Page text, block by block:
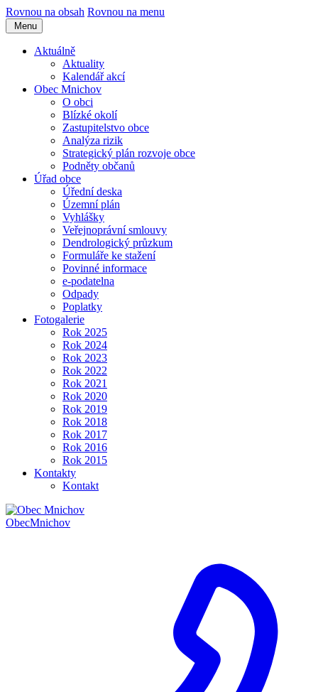
Rovnou na obsah Rovnou na menu
Menu
Aktuálně
Aktuality
Kalendář akcí
Obec Mnichov
O obci
Blízké okolí
Zastupitelstvo obce
Analýza rizik
Strategický plán rozvoje obce
Podněty občanů
Úřad obce
Úřední deska
Územní plán
Vyhlášky
Veřejnoprávní smlouvy
Dendrologický průzkum
Formuláře ke stažení
Povinné informace
e-podatelna
Odpady
Poplatky
Fotogalerie
Rok 2025
Rok 2024
Rok 2023
Rok 2022
Rok 2021
Rok 2020
Rok 2019
Rok 2018
Rok 2017
Rok 2016
Rok 2015
Kontakty
Kontakt
ObecMnichov